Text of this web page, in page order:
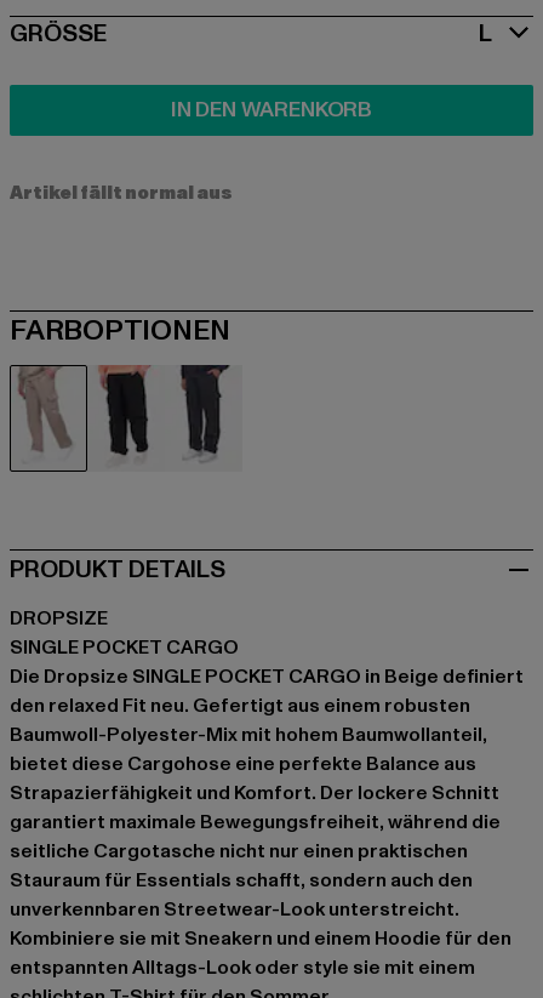
SIZE
GRÖSSE L
IN DEN WARENKORB
Artikel fällt normal aus
FARBOPTIONEN
PRODUKT DETAILS
DROPSIZE
SINGLE POCKET CARGO
Die Dropsize SINGLE POCKET CARGO in Beige definiert
den relaxed Fit neu. Gefertigt aus einem robusten
Baumwoll-Polyester-Mix mit hohem Baumwollanteil,
bietet diese Cargohose eine perfekte Balance aus
Strapazierfähigkeit und Komfort. Der lockere Schnitt
garantiert maximale Bewegungsfreiheit, während die
seitliche Cargotasche nicht nur einen praktischen
Stauraum für Essentials schafft, sondern auch den
unverkennbaren Streetwear-Look unterstreicht.
Kombiniere sie mit Sneakern und einem Hoodie für den
entspannten Alltags-Look oder style sie mit einem